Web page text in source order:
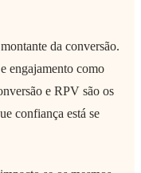
da conversão.
engajamento como
e RPV são os
confiança está se